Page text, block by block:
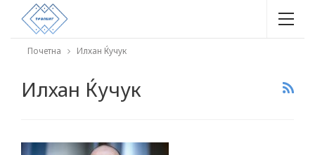
Почетна Илхан Ќучук
Илхан Ќучук